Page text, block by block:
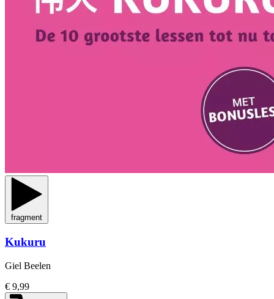
fragment
Kukuru
Giel Beelen
€ 9,99